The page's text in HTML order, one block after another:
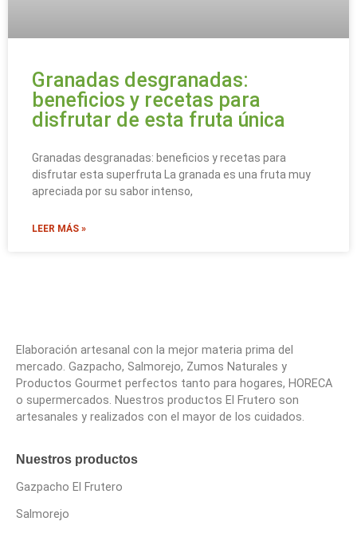
Granadas desgranadas:
beneficios y recetas para
disfrutar de esta fruta única
Granadas desgranadas: beneficios y recetas para
disfrutar esta superfruta La granada es una fruta muy
apreciada por su sabor intenso,
LEER MÁS »
Elaboración artesanal con la mejor materia prima del
mercado. Gazpacho, Salmorejo, Zumos Naturales y
Productos Gourmet perfectos tanto para hogares, HORECA
o supermercados. Nuestros productos El Frutero son
artesanales y realizados con el mayor de los cuidados.
Nuestros productos
Gazpacho El Frutero
Salmorejo